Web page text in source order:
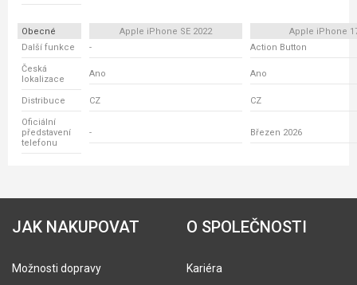
Obecné Apple iPhone SE 2022
Apple iPhone
Další funkce
- Action Button
Česká
lokalizace
Ano Ano
Distribuce CZ CZ
Oficiální
představení
telefonu
- Březen 2026
JAK NAKUPOVAT
Možnosti dopravy
O SPOLEČNOSTI
Kariéra